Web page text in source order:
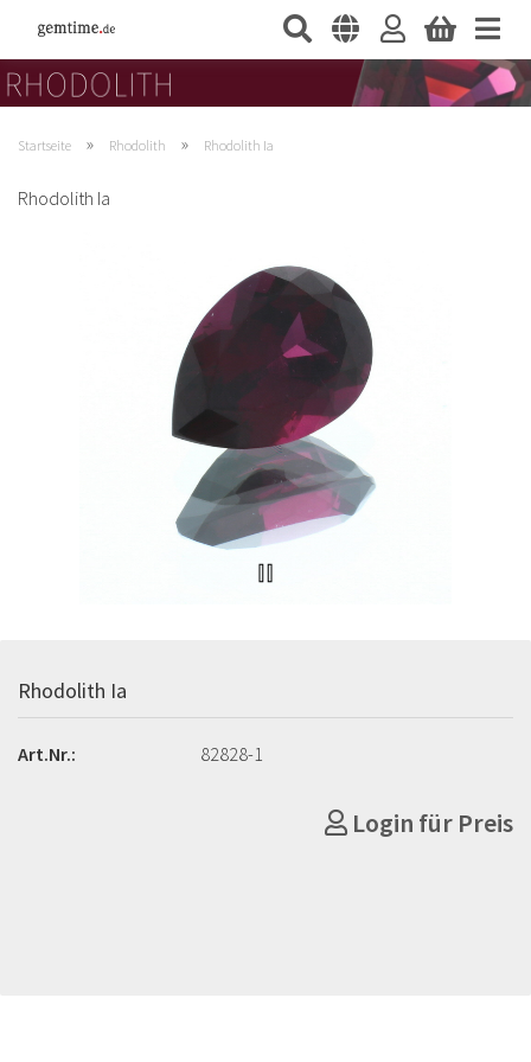
Startseite » Rhodolith » Rhodolith Ia
Rhodolith Ia
Rhodolith Ia
Art.Nr.: 82828-1
Login für Preis